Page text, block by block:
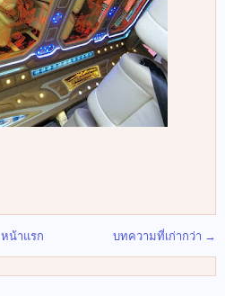
บทความที่เก่ากว่า →
หน้าแรก